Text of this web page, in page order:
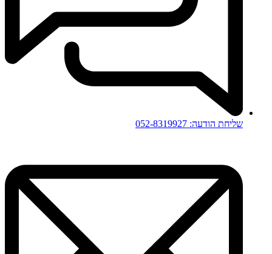
שליחת הודעה: 052-8319927